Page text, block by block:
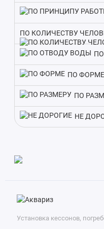
Такой подход экономит
гарантирует слаженную
стоков.
Благодаря
низкий корпус подходит
ориентируйтесь в первую
производительность.
ПО КОЛИЧЕСТВУ
ПО ФОРМЕ
ПО
НЕ
Установка кессонов,